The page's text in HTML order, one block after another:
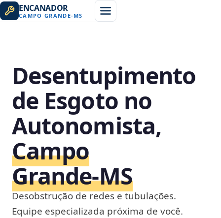
ENCANADOR
CAMPO GRANDE-MS
Desentupimento
de Esgoto no
Autonomista,
Campo
Grande‑MS
Desobstrução de redes e tubulações.
Equipe especializada próxima de você.